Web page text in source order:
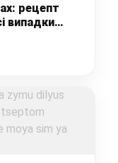
рецепт
випадки